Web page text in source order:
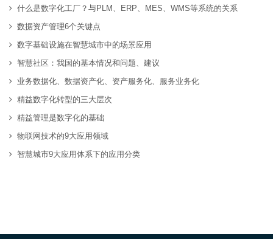
什么是数字化工厂？与PLM、ERP、MES、WMS等系统的关系
数据资产管理6个关键点
数字基础设施在智慧城市中的场景应用
智慧社区：我国的基本情况和问题、建议
业务数据化、数据资产化、资产服务化、服务业务化
精益数字化转型的三大层次
精益管理是数字化的基础
物联网技术的9大应用领域
智慧城市9大应用体系下的应用分类